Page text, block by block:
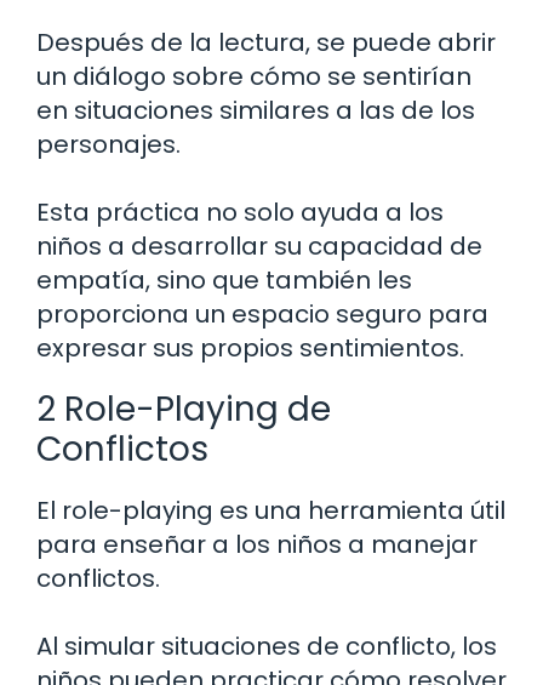
Después de la lectura, se puede abrir
un diálogo sobre cómo se sentirían
en situaciones similares a las de los
personajes.
Esta práctica no solo ayuda a los
niños a desarrollar su capacidad de
empatía, sino que también les
proporciona un espacio seguro para
expresar sus propios sentimientos.
2 Role-Playing de
Conflictos
El role-playing es una herramienta útil
para enseñar a los niños a manejar
conflictos.
Al simular situaciones de conflicto, los